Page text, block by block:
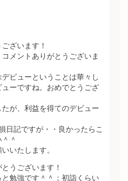
ざいます！
メントありがとうございま
デビューということは華々し
ューですね。おめでとうござ
が、利益を得てのデビュー
日記ですが・・良かったらこ
＾
いたします。
うございます！
勉強です＾＾；初詣くらい